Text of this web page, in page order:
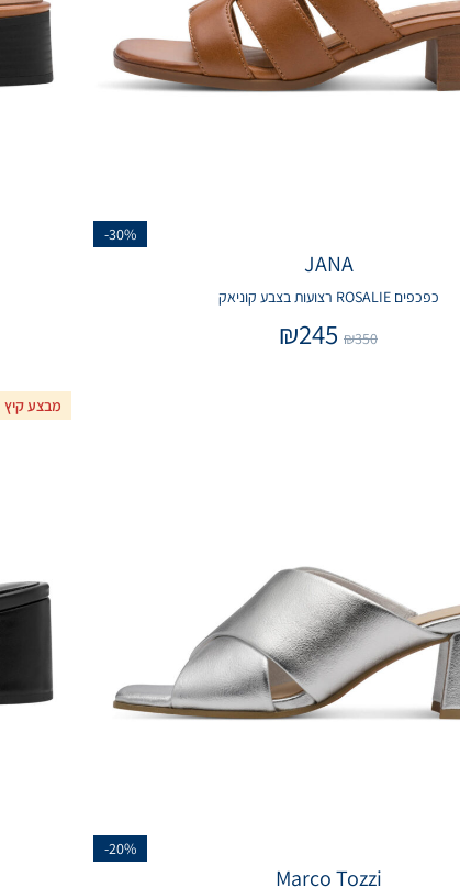
-30%
JANA
כפכפים ROSALIE רצועות בצבע קוניאק
₪350
₪245
-20%
Marco Tozzi
מבצע קיץ